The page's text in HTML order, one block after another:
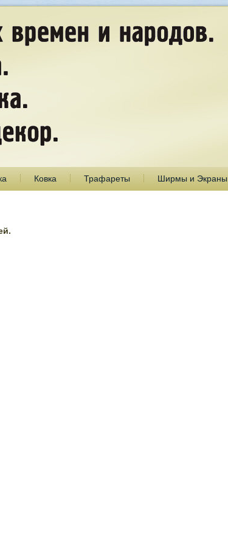
Ковка Трафареты Ширмы и Экраны